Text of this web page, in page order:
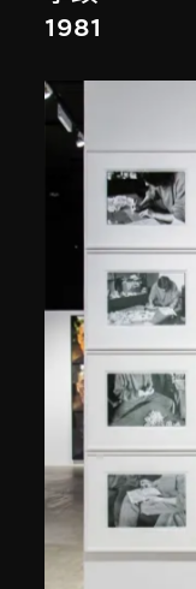
1981